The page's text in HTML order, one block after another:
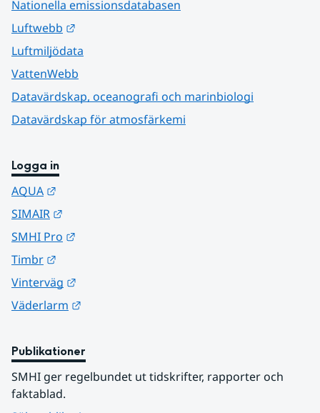
Nationella emissionsdatabasen
Luftwebb
Luftmiljödata
VattenWebb
Datavärdskap, oceanografi och marinbiologi
Datavärdskap för atmosfärkemi
Logga in
AQUA
SIMAIR
SMHI Pro
Timbr
Vinterväg
Väderlarm
Publikationer
SMHI ger regelbundet ut tidskrifter, rapporter och
faktablad.